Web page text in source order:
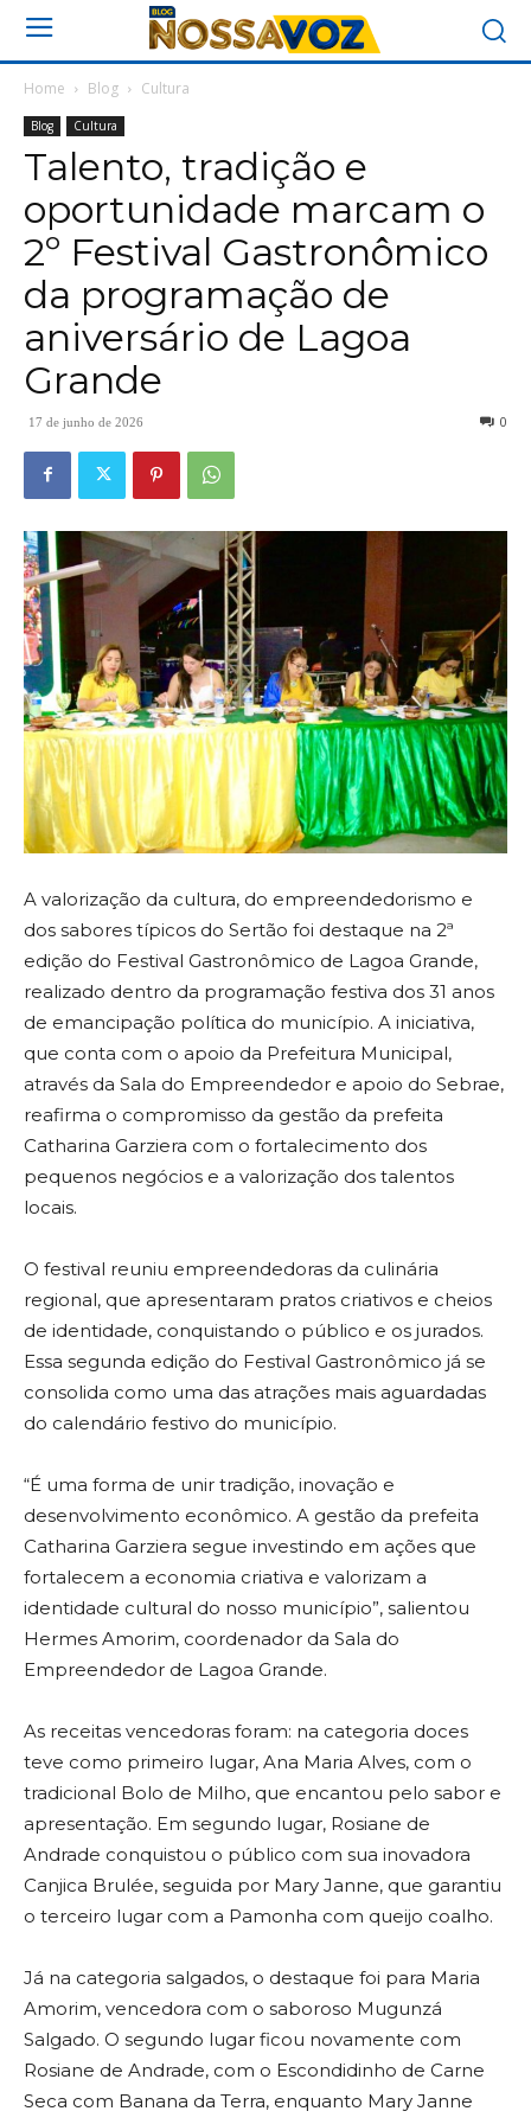
Home Blog Cultura
Blog Cultura
Talento, tradição e
oportunidade marcam o
2º Festival Gastronômico
da programação de
aniversário de Lagoa
Grande
17 de junho de 2026 0
A valorização da cultura, do empreendedorismo e
dos sabores típicos do Sertão foi destaque na 2ª
edição do Festival Gastronômico de Lagoa Grande,
realizado dentro da programação festiva dos 31 anos
de emancipação política do município. A iniciativa,
que conta com o apoio da Prefeitura Municipal,
através da Sala do Empreendedor e apoio do Sebrae,
reafirma o compromisso da gestão da prefeita
Catharina Garziera com o fortalecimento dos
pequenos negócios e a valorização dos talentos
locais.
O festival reuniu empreendedoras da culinária
regional, que apresentaram pratos criativos e cheios
de identidade, conquistando o público e os jurados.
Essa segunda edição do Festival Gastronômico já se
consolida como uma das atrações mais aguardadas
do calendário festivo do município.
“É uma forma de unir tradição, inovação e
desenvolvimento econômico. A gestão da prefeita
Catharina Garziera segue investindo em ações que
fortalecem a economia criativa e valorizam a
identidade cultural do nosso município”, salientou
Hermes Amorim, coordenador da Sala do
Empreendedor de Lagoa Grande.
As receitas vencedoras foram: na categoria doces
teve como primeiro lugar, Ana Maria Alves, com o
tradicional Bolo de Milho, que encantou pelo sabor e
apresentação. Em segundo lugar, Rosiane de
Andrade conquistou o público com sua inovadora
Canjica Brulée, seguida por Mary Janne, que garantiu
o terceiro lugar com a Pamonha com queijo coalho.
Já na categoria salgados, o destaque foi para Maria
Amorim, vencedora com o saboroso Mugunzá
Salgado. O segundo lugar ficou novamente com
Rosiane de Andrade, com o Escondidinho de Carne
Seca com Banana da Terra, enquanto Mary Janne